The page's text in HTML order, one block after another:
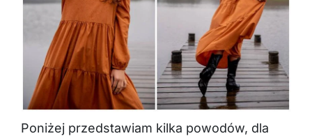
Poniżej przedstawiam kilka powodów, dla